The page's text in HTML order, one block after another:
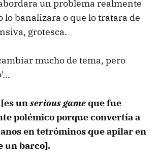
un problema realmente
lo banalizara o que lo tratara de
grotesca.
mucho de tema, pero
unserious gameque fue
polémico porque convertía a
en tetróminos que apilar en
un barco].